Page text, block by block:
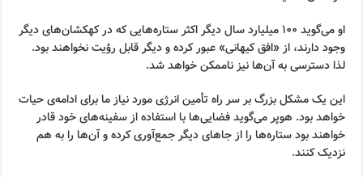
او می‌گوید ۱۰۰ میلیارد سال دیگر اکثر ستاره‌هایی که در کهکشان‌های دیگر
وجود دارند، از «افق کیهانی» عبور کرده و دیگر قابل رؤیت نخواهند بود.
لذا دسترسی به آن‌ها نیز ناممکن خواهد شد.
این یک مشکل بزرگ بر سر راه تأمین انرژی مورد نیاز ما برای ادامه‌ی حیات
خواهد بود. هوپر می‌گوید فضایی‌ها با استفاده از سفینه‌های خود قادر
خواهند بود ستاره‌ها را از جاهای دیگر جمع‌آوری کرده و آن‌ها را به هم
نزدیک کنند.